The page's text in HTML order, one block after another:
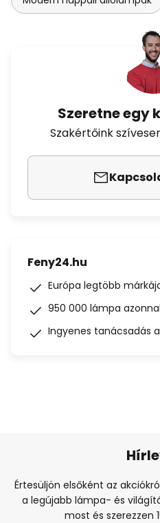
Szeretne egy
Szakértőink
Feny24.hu
Európa legtöbb
950 000 lámpa
Ingyenes tanácsadás
Értesüljön elsőként az
a legújabb lámpa- és
most és szerezzen